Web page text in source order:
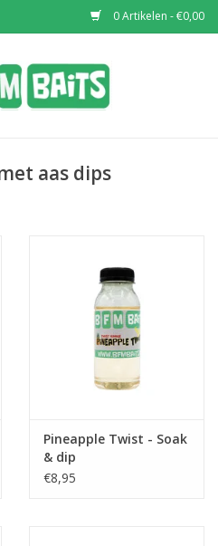
0 Artikelen - €0,00
aas dips
Pineapple Twist - Soak
& dip
€8,95